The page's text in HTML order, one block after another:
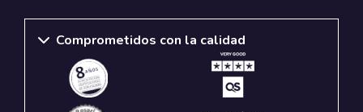
Comprometidos con la calidad